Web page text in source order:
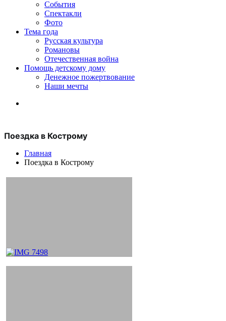
События
Спектакли
Фото
Тема года
Русская культура
Романовы
Отечественная война
Помощь детскому дому
Денежное пожертвование
Наши мечты
Поездка в Кострому
Главная
Поездка в Кострому